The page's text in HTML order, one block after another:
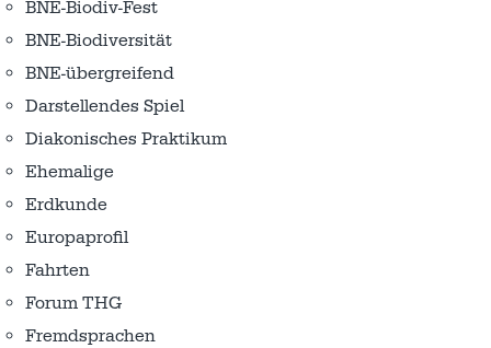
BNE-Biodiv-Fest
BNE-Biodiversität
BNE-übergreifend
Darstellendes Spiel
Diakonisches Praktikum
Ehemalige
Erdkunde
Europaprofil
Fahrten
Forum THG
Fremdsprachen